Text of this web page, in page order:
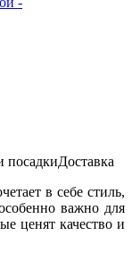
посадкиДоставка
в себе стиль,
важно для
ценят качество и